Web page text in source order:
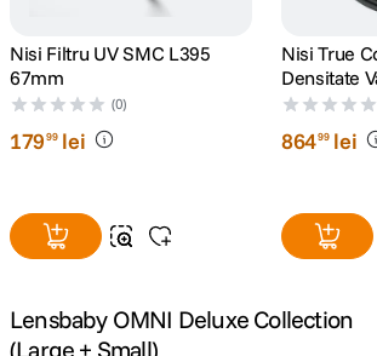
10
Nisi Filtru UV SMC L395
67mm
(0)
17999 lei
Nisi True
Densitate
67mm
86499 lei
Lensbaby OMNI Deluxe Collection
(Large + Small)